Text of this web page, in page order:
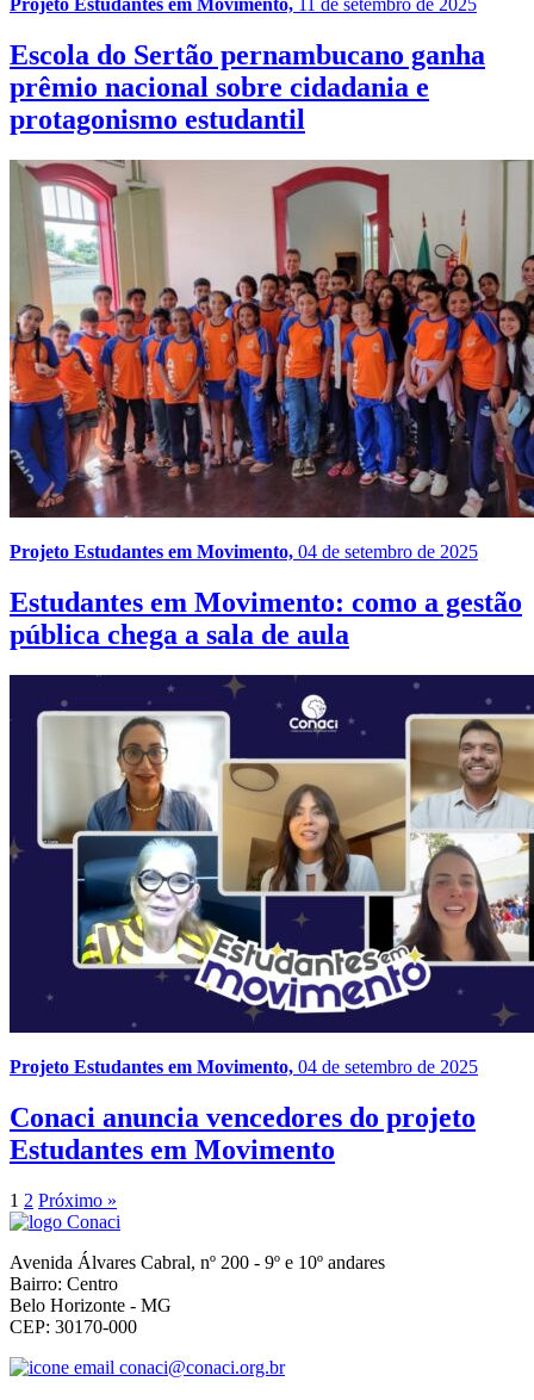
Projeto Estudantes em Movimento, 11 de setembro de 2025
Escola do Sertão pernambucano ganha
prêmio nacional sobre cidadania e
protagonismo estudantil
Projeto Estudantes em Movimento, 04 de setembro de 2025
Estudantes em Movimento: como a gestão
pública chega a sala de aula
Projeto Estudantes em Movimento, 04 de setembro de 2025
Conaci anuncia vencedores do projeto
Estudantes em Movimento
1 2 Próximo »
Avenida Álvares Cabral, nº 200 - 9º e 10º andares
Bairro: Centro
Belo Horizonte - MG
CEP: 30170-000
conaci@conaci.org.br